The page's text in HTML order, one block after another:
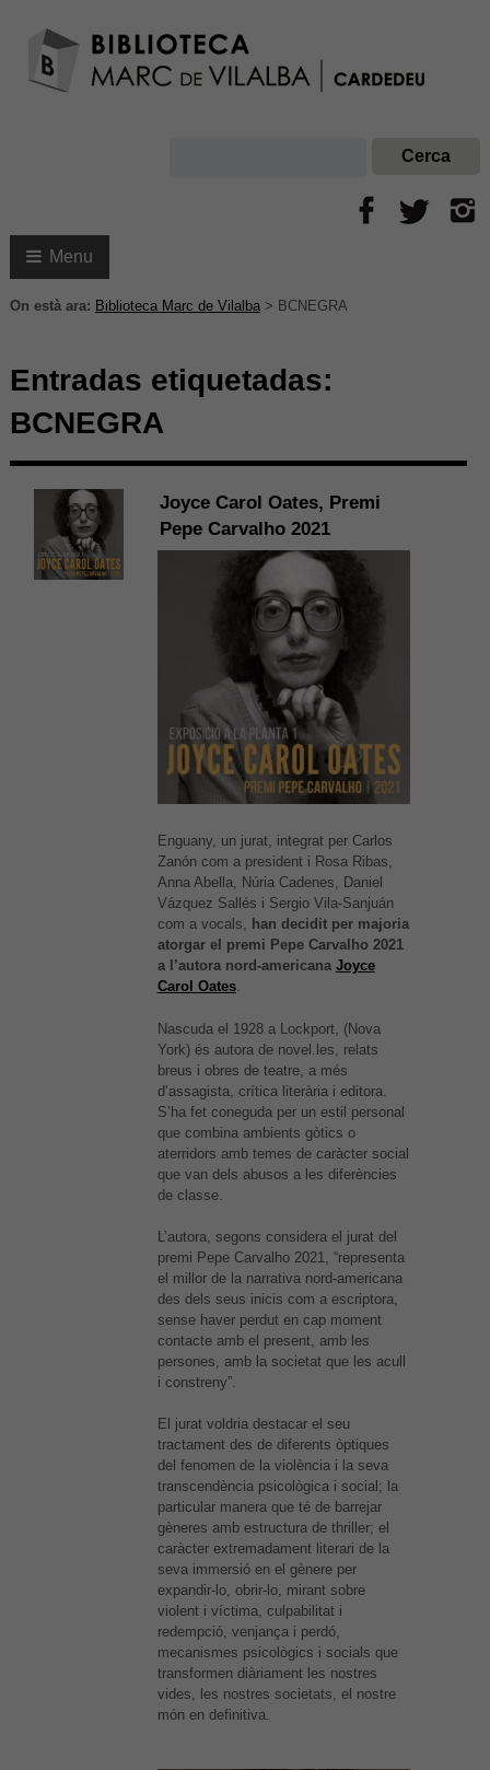
Menu
On està ara: Biblioteca Marc de Vilalba> BCNEGRA
Entradas etiquetadas:
BCNEGRA
Joyce Carol Oates, Premi
Pepe Carvalho 2021
Enguany, un jurat, integrat per Carlos
Zanón com a president i Rosa Ribas,
Anna Abella, Núria Cadenes, Daniel
Vázquez Sallés i Sergio Vila-Sanjuán
com a vocals, han decidit per majoria
atorgar el premi Pepe Carvalho 2021
a l’autora nord-americana Joyce
Carol Oates.
Nascuda el 1928 a Lockport, (Nova
York) és autora de novel.les, relats
breus i obres de teatre, a més
d’assagista, crítica literària i editora.
S’ha fet coneguda per un estil personal
que combina ambients gòtics o
aterridors amb temes de caràcter social
que van dels abusos a les diferències
de classe.
L’autora, segons considera el jurat del
premi Pepe Carvalho 2021, “representa
el millor de la narrativa nord-americana
des dels seus inicis com a escriptora,
sense haver perdut en cap moment
contacte amb el present, amb les
persones, amb la societat que les acull
i constreny”.
El jurat voldria destacar el seu
tractament des de diferents òptiques
del fenomen de la violència i la seva
transcendència psicològica i social; la
particular manera que té de barrejar
gèneres amb estructura de thriller; el
caràcter extremadament literari de la
seva immersió en el gènere per
expandir-lo, obrir-lo, mirant sobre
violent i víctima, culpabilitat i
redempció, venjança i perdó,
mecanismes psicològics i socials que
transformen diàriament les nostres
vides, les nostres societats, el nostre
món en definitiva.